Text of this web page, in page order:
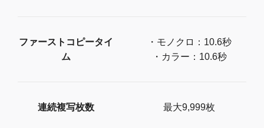
ファーストコピータイ
ム
・モノクロ：10.6秒
・カラー：10.6秒
連続複写枚数 最大9,999枚